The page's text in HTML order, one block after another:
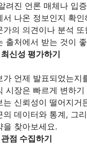
려진 언론 매체나 입
서 나온 정보인지 확인
가의 의견이나 분석
출처에서 받는 것이
신성 평가하기
가 언제 발표되었는지
시장은 빠르게 변하기
는 신뢰성이 떨어지거
의 데이터와 통계, 그
을 찾아보세요.
점 수집하기